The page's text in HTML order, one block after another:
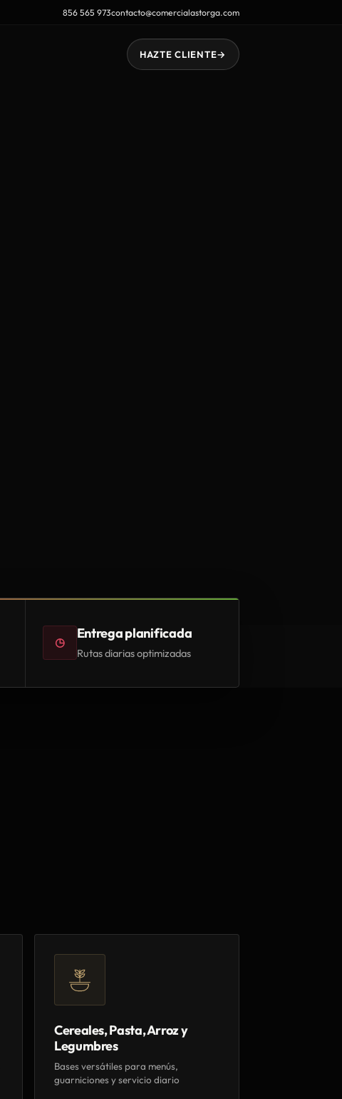
856 565 973contacto@comercialastorga.com
HAZTE CLIENTE→
◷
Entrega planificada
Rutas diarias optimizadas
Cereales, Pasta, Arroz y
Legumbres
Bases versátiles para menús,
guarniciones y servicio diario